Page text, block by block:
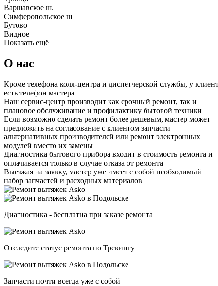
Варшавское ш.
Симферопольское ш.
Бутово
Видное
Показать ещё
О нас
Кроме телефона колл-центра и диспетчерской службы, у
есть телефон мастера
Наш сервис-центр производит как срочный ремонт, так и
плановое обслуживание и профилактику бытовой техники
Если возможно сделать ремонт более дешевым, мастер может
предложить на согласование с клиентом запчасти
альтернативных производителей или ремонт электронных
модулей вместо их замены
Диагностика бытового прибора входит в стоимость ремонта и
оплачивается только в случае отказа от ремонта
Выезжая на заявку, мастер уже имеет с собой необходимый
набор запчастей и расходных материалов
Диагностика - бесплатна при заказе ремонта
Отследите статус ремонта по Трекингу
Запчасти почти всегда уже с собой